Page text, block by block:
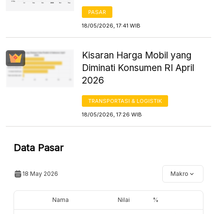
PASAR
18/05/2026, 17:41 WIB
Kisaran Harga Mobil yang
Diminati Konsumen RI April
2026
TRANSPORTASI & LOGISTIK
18/05/2026, 17:26 WIB
Data Pasar
18 May 2026 Makro
Nama Nilai %